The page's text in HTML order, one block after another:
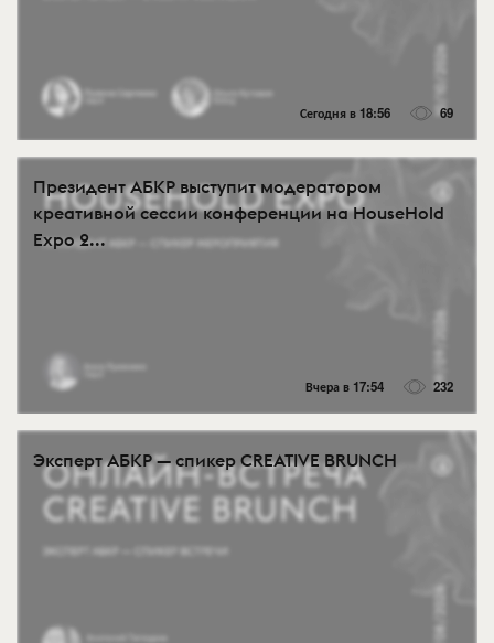
Сегодня в 18:56 69
Президент АБКР выступит модератором
креативной сессии конференции на HouseHold
Expo 2...
Вчера в 17:54 232
Эксперт АБКР — спикер CREATIVE BRUNCH